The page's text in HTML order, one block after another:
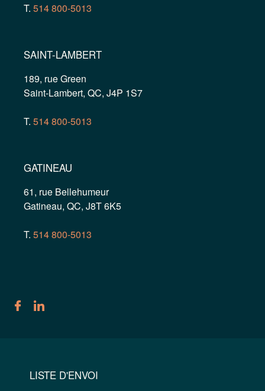
T. 514 800-5013
SAINT-LAMBERT
189, rue Green
Saint-Lambert, QC, J4P 1S7
T. 514 800-5013
GATINEAU
61, rue Bellehumeur
Gatineau, QC, J8T 6K5
T. 514 800-5013
LISTE D'ENVOI